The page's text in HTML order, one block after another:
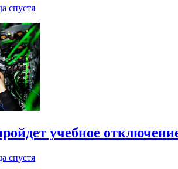
спустя
учебное
спустя